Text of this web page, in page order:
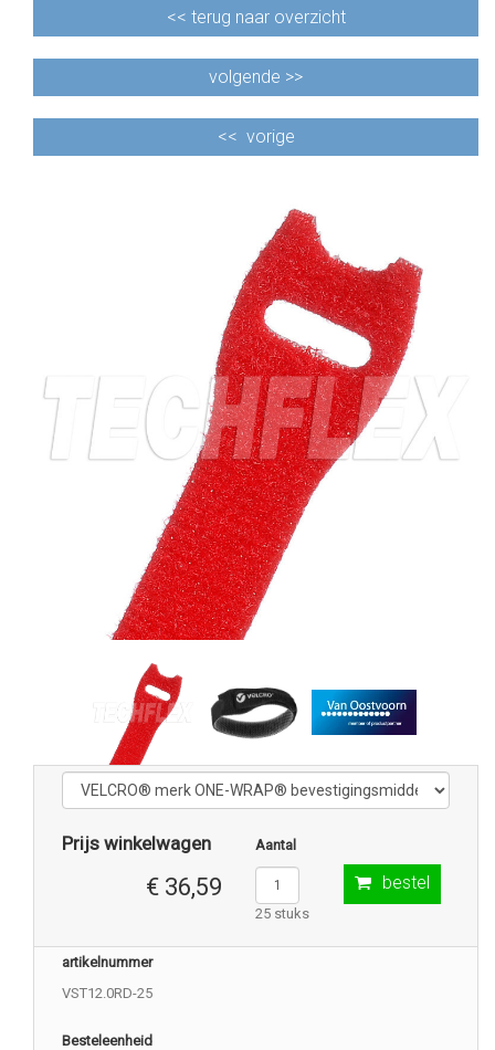
<< terug naar overzicht
volgende >>
<< vorige
Prijs winkelwagen
€ 36,59
Aantal
25 stuks
bestel
artikelnummer
VST12.0RD-25
Besteleenheid